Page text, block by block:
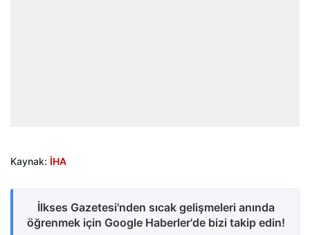
Kaynak: İHA
İlkses Gazetesi'nden sıcak gelişmeleri anında
öğrenmek için Google Haberler'de bizi takip edin!